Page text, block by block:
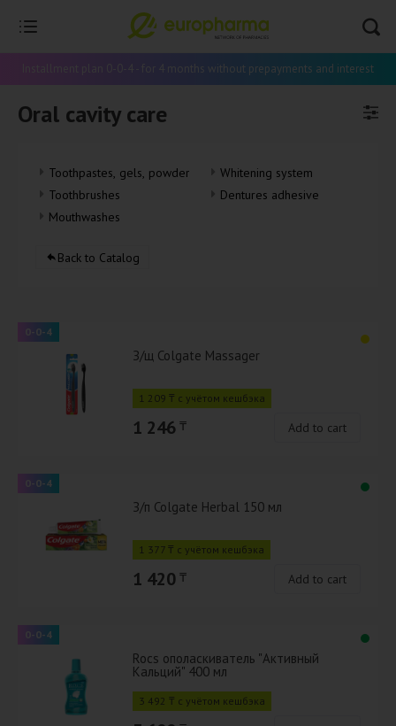
Installment plan 0-0-4 - for 4 months without prepayments and interest
Oral cavity care
Toothpastes, gels, powders
Toothbrushes
Mouthwashes
Whitening system
Dentures adhesive
Back to Catalog
0-0-4
З/щ Colgate Massager
1 209 ₸ с учётом кешбэка
1 246 ₸ Add to cart
0-0-4
З/п Colgate Herbal 150 мл
1 377 ₸ с учётом кешбэка
1 420 ₸ Add to cart
0-0-4
Rocs ополаскиватель "Активный
Кальций" 400 мл
3 492 ₸ с учётом кешбэка